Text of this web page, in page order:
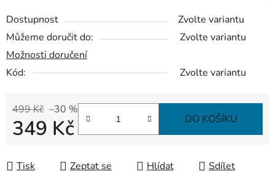
Dostupnost
Zvolte variantu
Můžeme doručit do:
Zvolte variantu
Možnosti doručení
Kód:
Zvolte variantu
499 Kč –30 %
349 Kč DO KOŠÍKU
Tisk Zeptat se Hlídat Sdílet